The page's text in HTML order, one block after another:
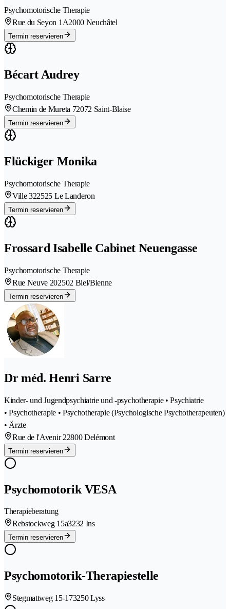
Psychomotorische Therapie
Rue du Seyon 1A2000 Neuchâtel
Termin reservieren
Bécart Audrey
Psychomotorische Therapie
Chemin de Mureta 72072 Saint-Blaise
Termin reservieren
Flückiger Monika
Psychomotorische Therapie
Ville 322525 Le Landeron
Termin reservieren
Frossard Isabelle Cabinet Neuengasse
Psychomotorische Therapie
Rue Neuve 202502 Biel/Bienne
Termin reservieren
Dr méd. Henri Sarre
Kinder- und Jugendpsychiatrie und -psychotherapie • Psychiatrie
• Psychotherapie • Psychotherapie (Psychologische Psychotherapeuten)
• Ärzte
Rue de l'Avenir 22800 Delémont
Termin reservieren
Psychomotorik VESA
Therapieberatung
Rebstockweg 15a3232 Ins
Termin reservieren
Psychomotorik-Therapiestelle
Stegmattweg 15-173250 Lyss